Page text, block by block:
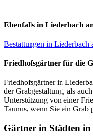
Ebenfalls in Liederbach
Bestattungen in Liederbach
Friedhofsgärtner für die
Friedhofsgärtner in
der Grabgestaltung, als
Unterstützung von einer
Taunus, wenn Sie ein Grab
Gärtner in Städten in